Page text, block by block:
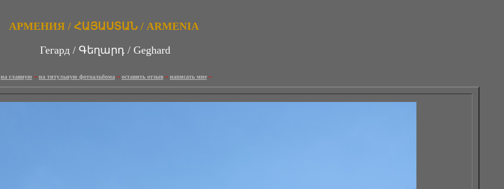
АРМЕНИЯ / ՀԱՅԱՍՏԱՆ / ARMENIA
Гегард / Գեղարդ / Geghard
на главную ~ на титульную фотоальбома ~ оставить отзыв ~ написать мне ~